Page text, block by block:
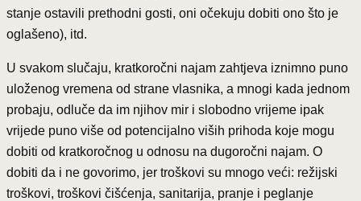
stanje ostavili prethodni gosti, oni očekuju dobiti ono što je
oglašeno), itd.
U svakom slučaju, kratkoročni najam zahtjeva iznimno puno
uloženog vremena od strane vlasnika, a mnogi kada jednom
probaju, odluče da im njihov mir i slobodno vrijeme ipak
vrijede puno više od potencijalno viših prihoda koje mogu
dobiti od kratkoročnog u odnosu na dugoročni najam. O
dobiti da i ne govorimo, jer troškovi su mnogo veći: režijski
troškovi, troškovi čišćenja, sanitarija, pranje i peglanje